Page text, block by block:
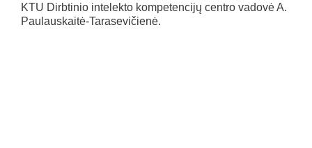
KTU Dirbtinio intelekto kompetencijų centro vadovė A.
Paulauskaitė-Tarasevičienė.